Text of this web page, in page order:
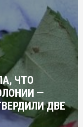
ЧТО
—
ДВЕ